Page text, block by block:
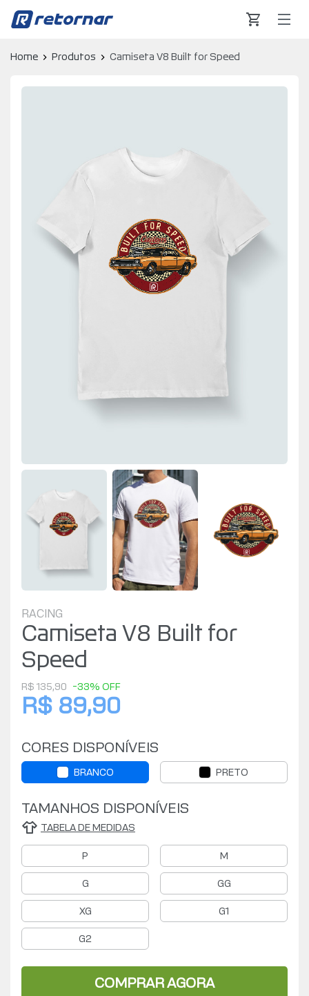
Home Produtos Camiseta V8 Built for Speed
RACING
Camiseta V8 Built for
Speed
R$ 135,90 -33% OFF
R$ 89,90
CORES DISPONÍVEIS
BRANCO PRETO
TAMANHOS DISPONÍVEIS
TABELA DE MEDIDAS
P M
G GG
XG G1
G2
COMPRAR AGORA